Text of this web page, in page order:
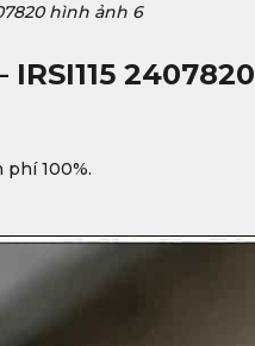
hình ảnh 6
2407820
100%.